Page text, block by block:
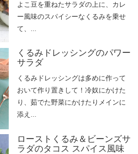
よこ豆を重ねたサラダの上に、カレ
ー風味のスパイシーなくるみを乗せ
て、...
くるみドレッシングのパワー
サラダ
くるみドレッシングは多めに作って
おいて作り置きして！冷奴にかけた
り、茹でた野菜にかけたりメインに
添え...
ローストくるみ＆ビーンズサ
ラダのタコス スパイス風味